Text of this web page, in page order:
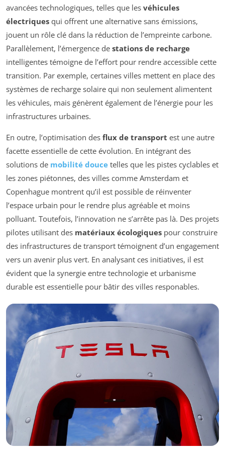
avancées technologiques, telles que les véhicules
électriques qui offrent une alternative sans émissions,
jouent un rôle clé dans la réduction de l’empreinte carbone.
Parallèlement, l’émergence de stations de recharge
intelligentes témoigne de l’effort pour rendre accessible cette
transition. Par exemple, certaines villes mettent en place des
systèmes de recharge solaire qui non seulement alimentent
les véhicules, mais génèrent également de l’énergie pour les
infrastructures urbaines.
En outre, l’optimisation des flux de transport est une autre
facette essentielle de cette évolution. En intégrant des
solutions de mobilité douce telles que les pistes cyclables et
les zones piétonnes, des villes comme Amsterdam et
Copenhague montrent qu’il est possible de réinventer
l’espace urbain pour le rendre plus agréable et moins
polluant. Toutefois, l’innovation ne s’arrête pas là. Des projets
pilotes utilisant des matériaux écologiques pour construire
des infrastructures de transport témoignent d’un engagement
vers un avenir plus vert. En analysant ces initiatives, il est
évident que la synergie entre technologie et urbanisme
durable est essentielle pour bâtir des villes responables.